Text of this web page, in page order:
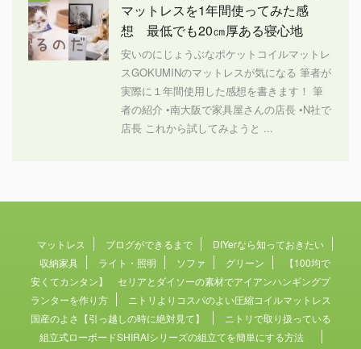
マットレスを1年間使ってみた感
想 最低でも20㎝厚ある寝心地
安いのにじょうぶなポケットコイルマットレ
スGOKUMINのマットレスが気になる 筆者が
実際に１年間使用した感想を書きます！ 筆
者の紹介 •南大阪で家具屋さんの店長 •N社で
店長 これから試してみようと ...
マットレス ブログができるまで
DIYerなら知っておきたい
収納家具
ライト・照明 ソファ グリーン
【100均で
安くてカンタン】 セリアとダイソーの素材でアイアンハンギングプ
ランターを作り方
ニトリよりコスパのよい圧縮コイルマットレス
国産のよさ【引っ越しの時に絶対見て】
ニトリで取り扱っている
組立式ローボードSHIRAIシリーズの組立てを簡単にする方法